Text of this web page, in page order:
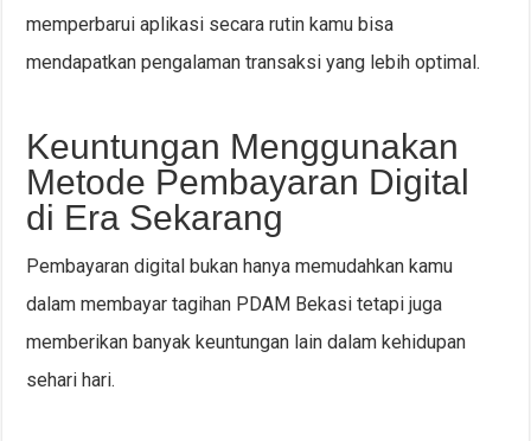
memperbarui aplikasi secara rutin kamu bisa
mendapatkan pengalaman transaksi yang lebih optimal.
Keuntungan Menggunakan
Metode Pembayaran Digital
di Era Sekarang
Pembayaran digital bukan hanya memudahkan kamu
dalam membayar tagihan PDAM Bekasi tetapi juga
memberikan banyak keuntungan lain dalam kehidupan
sehari hari.